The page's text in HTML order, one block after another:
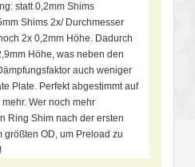
statt 0,2mm Shims
Shims 2x/ Durchmesser
2x 0,2mm Höhe. Dadurch
Höhe, was neben den
auch weniger
Plate. Perfekt abgestimmt auf
Wer noch mehr
Ring Shim nach der ersten
größten OD, um Preload zu